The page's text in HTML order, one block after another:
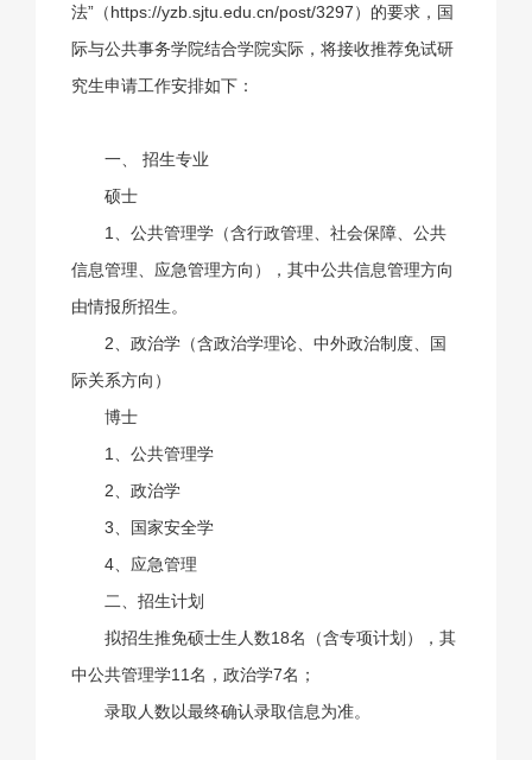
法”（https://yzb.sjtu.edu.cn/post/3297）的要求，国
际与公共事务学院结合学院实际，将接收推荐免试研
究生申请工作安排如下：
一、 招生专业
硕士
1、公共管理学（含行政管理、社会保障、公共
信息管理、应急管理方向），其中公共信息管理方向
由情报所招生。
2、政治学（含政治学理论、中外政治制度、国
际关系方向）
博士
1、公共管理学
2、政治学
3、国家安全学
4、应急管理
二、招生计划
拟招生推免硕士生人数18名（含专项计划），其
中公共管理学11名，政治学7名；
录取人数以最终确认录取信息为准。